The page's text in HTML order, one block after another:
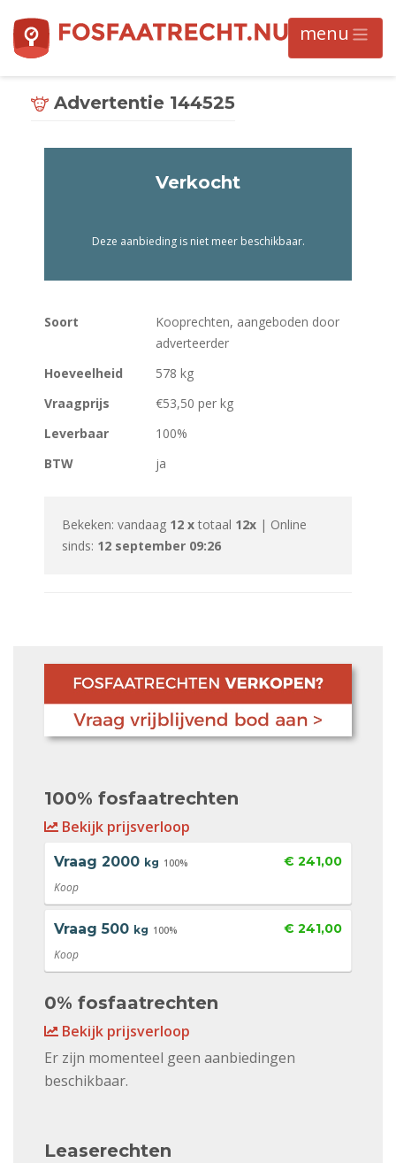
Advertentie 144525
Soort
Kooprechten, aangeboden door
adverteerder
Hoeveelheid
578 kg
Vraagprijs
€53,50 per kg
Leverbaar
100%
BTW
ja
Bekeken: vandaag 12 x totaal 12x | Online
sinds: 12 september 09:26
Verkocht
Deze aanbieding is niet meer beschikbaar.
100% fosfaatrechten
Bekijk prijsverloop
Vraag 2000 kg 100% € 241,00
Koop
Vraag 500 kg 100% € 241,00
Koop
0% fosfaatrechten
Bekijk prijsverloop
Er zijn momenteel geen aanbiedingen
beschikbaar.
Leaserechten